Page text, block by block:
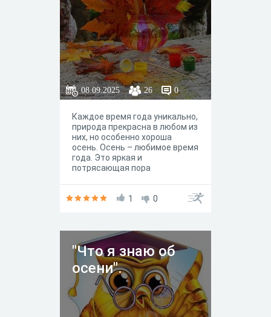
08.09.2025 26 0
Каждое время года уникально,
природа прекрасна в любом из
них, но особенно хороша
осень. Осень – любимое время
года. Это яркая и
потрясающая пора
и многоликая. То она
то унылая и дождливая. А
сколько о ней написано
стихов, создано пословиц,
загадок, примет, поговорок,
скольких композиторов и
художников вдохновила осень
на творчество. Сегодняшняя
викторина посвящена этому
прекрасному времени года.
1 0
"Что я знаю об
осени".